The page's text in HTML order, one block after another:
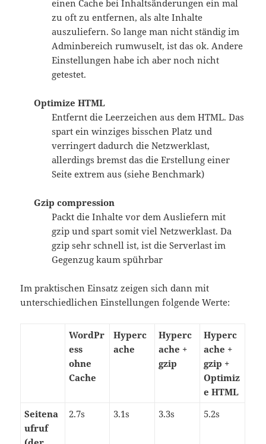
einen Cache bei Inhaltsänderungen ein mal
zu oft zu entfernen, als alte Inhalte
auszuliefern. So lange man nicht ständig im
Adminbereich rumwuselt, ist das ok. Andere
Einstellungen habe ich aber noch nicht
getestet.
Optimize HTML
Entfernt die Leerzeichen aus dem HTML. Das
spart ein winziges bisschen Platz und
verringert dadurch die Netzwerklast,
allerdings bremst das die Erstellung einer
Seite extrem aus (siehe Benchmark)
Gzip compression
Packt die Inhalte vor dem Ausliefern mit
gzip und spart somit viel Netzwerklast. Da
gzip sehr schnell ist, ist die Serverlast im
Gegenzug kaum spührbar
Im praktischen Einsatz zeigen sich dann mit
unterschiedlichen Einstellungen folgende Werte:
WordPr
ess
ohne
Cache
Hyperc
ache
Hyperc
ache +
gzip
Hyperc
ache +
gzip +
Optimiz
e HTML
Seitena
ufruf
2.7s 3.1s 3.3s 5.2s